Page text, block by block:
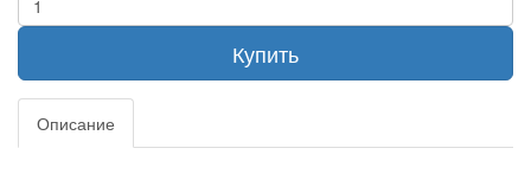
Купить
Описание